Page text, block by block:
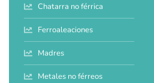
Chatarra no férrica
Ferroaleaciones
Madres
Metales no férreos